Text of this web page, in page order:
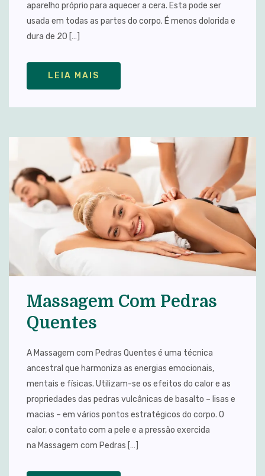
aparelho próprio para aquecer a cera. Esta pode ser
usada em todas as partes do corpo. É menos dolorida e
dura de 20 […]
LEIA MAIS
Massagem Com Pedras
Quentes
A Massagem com Pedras Quentes é uma técnica
ancestral que harmoniza as energias emocionais,
mentais e físicas. Utilizam-se os efeitos do calor e as
propriedades das pedras vulcânicas de basalto – lisas e
macias – em vários pontos estratégicos do corpo. O
calor, o contato com a pele e a pressão exercida
na Massagem com Pedras […]